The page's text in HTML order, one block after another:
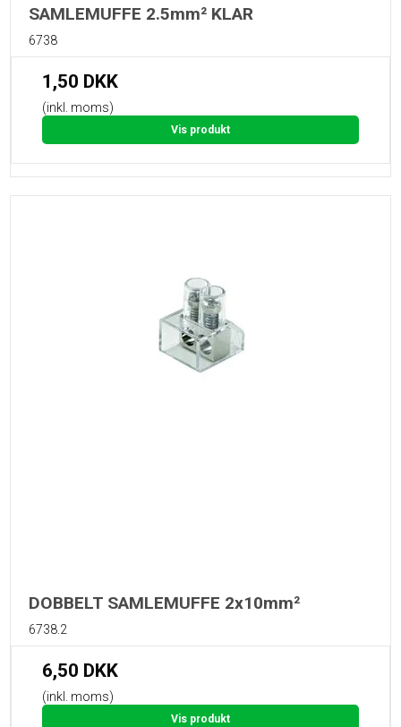
SAMLEMUFFE 2.5mm² KLAR
6738
1,50 DKK
(inkl. moms)
Vis produkt
DOBBELT SAMLEMUFFE 2x10mm²
6738.2
6,50 DKK
(inkl. moms)
Vis produkt